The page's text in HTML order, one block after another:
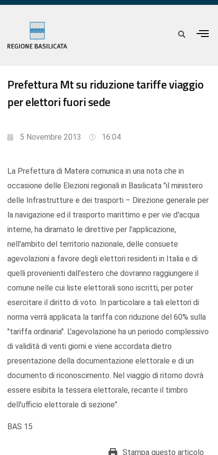
Prefettura Mt su riduzione tariffe viaggio
per elettori fuori sede
5 Novembre 2013 16:04
La Prefettura di Matera comunica in una nota che in
occasione delle Elezioni regionali in Basilicata "il ministero
delle Infrastrutture e dei trasporti – Direzione generale per
la navigazione ed il trasporto marittimo e per vie d'acqua
interne, ha diramato le direttive per l'applicazione,
nell'ambito del territorio nazionale, delle consuete
agevolazioni a favore degli elettori residenti in Italia e di
quelli provenienti dall'estero che dovranno raggiungere il
comune nelle cui liste elettorali sono iscritti, per poter
esercitare il diritto di voto. In particolare a tali elettori di
norma verrà applicata la tariffa con riduzione del 60% sulla
"tariffa ordinaria". L'agevolazione ha un periodo complessivo
di validità di venti giorni e viene accordata dietro
presentazione della documentazione elettorale e di un
documento di riconoscimento. Nel viaggio di ritorno dovrà
essere esibita la tessera elettorale, recante il timbro
dell'ufficio elettorale di sezione".
BAS 15
Stampa questo articolo